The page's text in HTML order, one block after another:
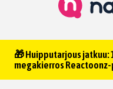
🎁 Huipputarjous jatkuu:
megakierros